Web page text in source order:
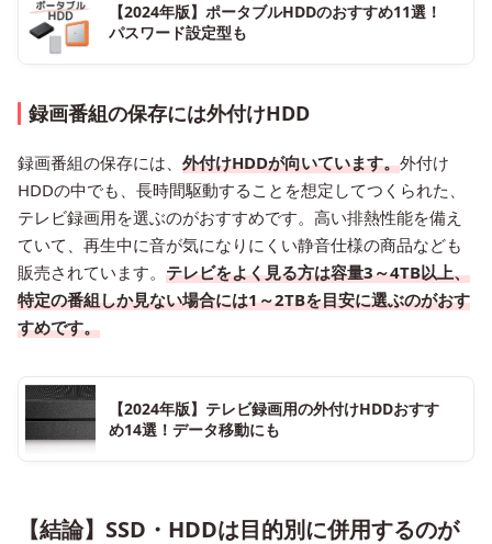
【2024年版】ポータブルHDDのおすすめ11選！
パスワード設定型も
録画番組の保存には外付けHDD
録画番組の保存には、 外付けHDDが向いています。外付け
HDDの中でも、長時間駆動することを想定してつくられた、
テレビ録画用を選ぶのがおすすめです。高い排熱性能を備え
ていて、再生中に音が気になりにくい静音仕様の商品なども
販売されています。 テレビをよく見る方は容量3～4TB以上、
特定の番組しか見ない場合には1～2TBを目安に選ぶのがおす
すめです。
【2024年版】テレビ録画用の外付けHDDおすす
め14選！データ移動にも
【結論】SSD・HDDは目的別に併用するのが